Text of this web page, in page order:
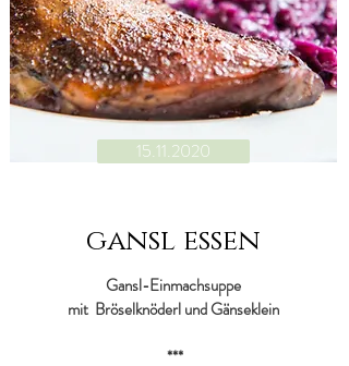
15.11.2020
gansl essen
Gansl-Einmachsuppe
mit Bröselknöderl und Gänseklein
***